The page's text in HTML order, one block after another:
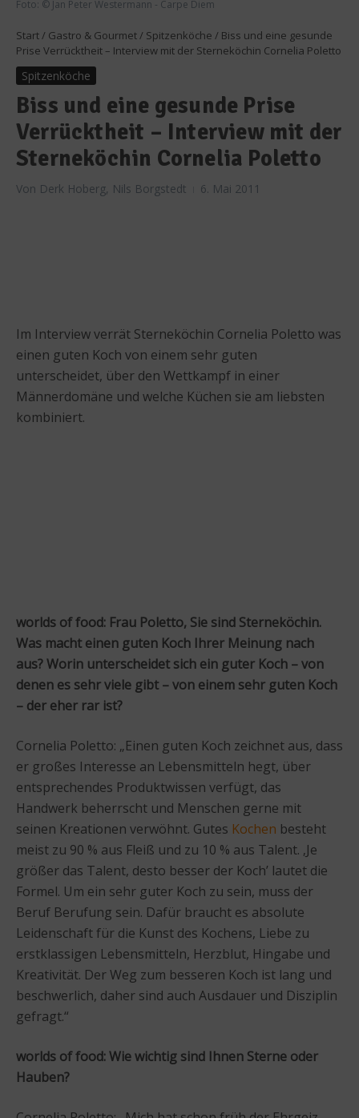
Foto: © Jan Peter Westermann - Carpe Diem
Start / Gastro & Gourmet / Spitzenköche / Biss und eine gesunde
Prise Verrücktheit – Interview mit der Sterneköchin Cornelia Poletto
Spitzenköche
Biss und eine gesunde Prise
Verrücktheit – Interview mit der
Sterneköchin Cornelia Poletto
Von Derk Hoberg, Nils Borgstedt 6. Mai 2011
Im Interview verrät Sterneköchin Cornelia Poletto was
einen guten Koch von einem sehr guten
unterscheidet, über den Wettkampf in einer
Männerdomäne und welche Küchen sie am liebsten
kombiniert.
worlds of food: Frau Poletto, Sie sind Sterneköchin.
Was macht einen guten Koch Ihrer Meinung nach
aus? Worin unterscheidet sich ein guter Koch – von
denen es sehr viele gibt – von einem sehr guten Koch
– der eher rar ist?
Cornelia Poletto: „Einen guten Koch zeichnet aus, dass
er großes Interesse an Lebensmitteln hegt, über
entsprechendes Produktwissen verfügt, das
Handwerk beherrscht und Menschen gerne mit
seinen Kreationen verwöhnt. Gutes Kochen besteht
meist zu 90 % aus Fleiß und zu 10 % aus Talent. ‚Je
größer das Talent, desto besser der Koch’ lautet die
Formel. Um ein sehr guter Koch zu sein, muss der
Beruf Berufung sein. Dafür braucht es absolute
Leidenschaft für die Kunst des Kochens, Liebe zu
erstklassigen Lebensmitteln, Herzblut, Hingabe und
Kreativität. Der Weg zum besseren Koch ist lang und
beschwerlich, daher sind auch Ausdauer und Disziplin
gefragt.“
worlds of food:Wie wichtig sind Ihnen Sterne oder
Hauben?